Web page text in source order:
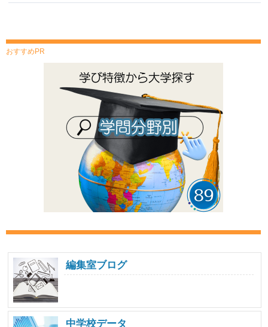
おすすめPR
編集室ブログ
中学校データ